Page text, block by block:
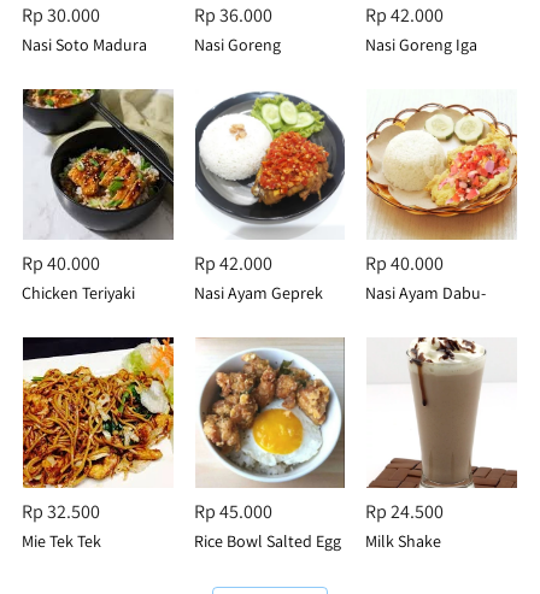
Rp 30.000
Nasi Soto Madura
Rp 36.000
Nasi Goreng
Rp 42.000
Nasi Goreng Iga
Rp 40.000
Chicken Teriyaki
Rp 42.000
Nasi Ayam Geprek
Rp 40.000
Nasi Ayam Dabu-
Rp 32.500
Mie Tek Tek
Rp 45.000
Rice Bowl Salted Egg
Rp 24.500
Milk Shake